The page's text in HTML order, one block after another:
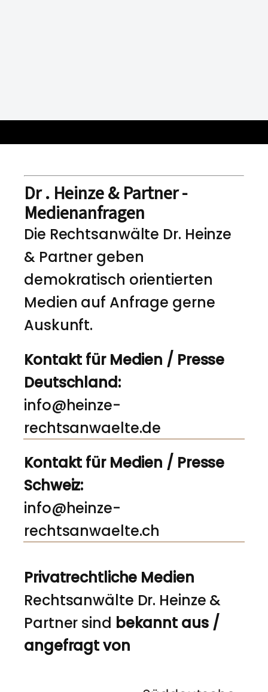
Dr . Heinze & Partner -
Medienanfragen
Die Rechtsanwälte Dr. Heinze
& Partner geben
demokratisch orientierten
Medien auf Anfrage gerne
Auskunft.
Kontakt für Medien / Presse
Deutschland:
info@heinze-
rechtsanwaelte.de
Kontakt für Medien / Presse
Schweiz:
info@heinze-
rechtsanwaelte.ch
Privatrechtliche Medien
Rechtsanwälte Dr. Heinze &
Partner sind bekannt aus /
angefragt von